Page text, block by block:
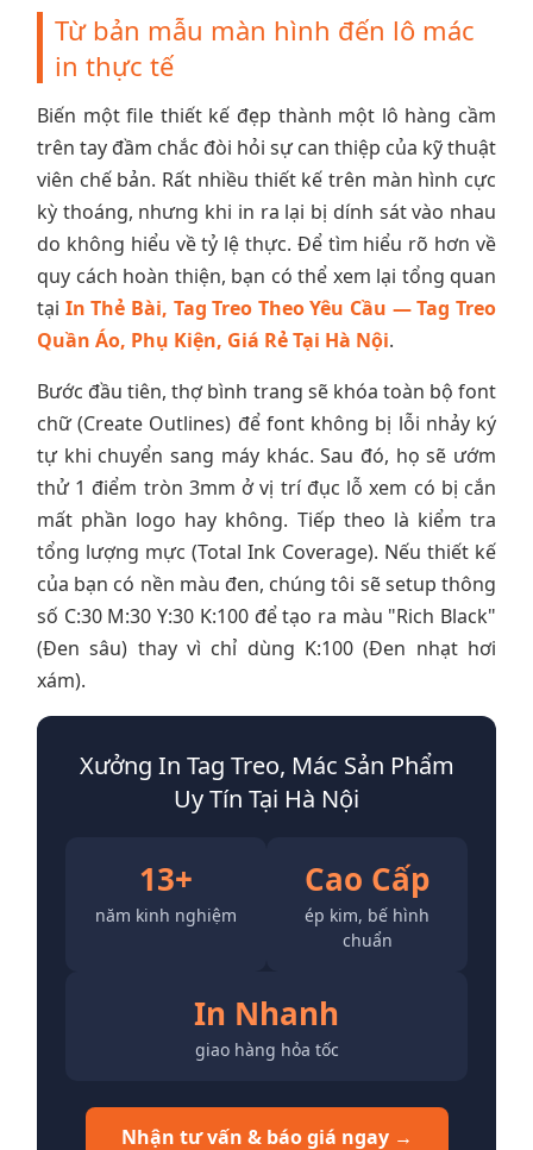
Từ bản mẫu màn hình đến lô mác
in thực tế
Biến một file thiết kế đẹp thành một lô hàng cầm
trên tay đầm chắc đòi hỏi sự can thiệp của kỹ thuật
viên chế bản. Rất nhiều thiết kế trên màn hình cực
kỳ thoáng, nhưng khi in ra lại bị dính sát vào nhau
do không hiểu về tỷ lệ thực. Để tìm hiểu rõ hơn về
quy cách hoàn thiện, bạn có thể xem lại tổng quan
tại In Thẻ Bài, Tag Treo Theo Yêu Cầu — Tag Treo
Quần Áo, Phụ Kiện, Giá Rẻ Tại Hà Nội.
Bước đầu tiên, thợ bình trang sẽ khóa toàn bộ font
chữ (Create Outlines) để font không bị lỗi nhảy ký
tự khi chuyển sang máy khác. Sau đó, họ sẽ ướm
thử 1 điểm tròn 3mm ở vị trí đục lỗ xem có bị cắn
mất phần logo hay không. Tiếp theo là kiểm tra
tổng lượng mực (Total Ink Coverage). Nếu thiết kế
của bạn có nền màu đen, chúng tôi sẽ setup thông
số C:30 M:30 Y:30 K:100 để tạo ra màu "Rich Black"
(Đen sâu) thay vì chỉ dùng K:100 (Đen nhạt hơi
xám).
Xưởng In Tag Treo, Mác Sản Phẩm
Uy Tín Tại Hà Nội
13+
năm kinh nghiệm
Cao Cấp
ép kim, bế hình
chuẩn
In Nhanh
giao hàng hỏa tốc
Nhận tư vấn & báo giá ngay →